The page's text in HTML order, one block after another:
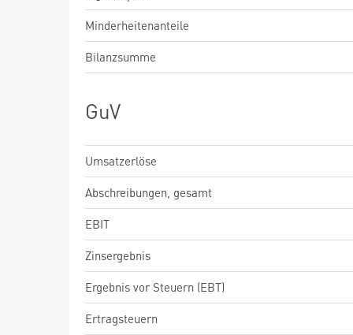
Minderheitenanteile
Bilanzsumme
GuV
Umsatzerlöse
Abschreibungen, gesamt
EBIT
Zinsergebnis
Ergebnis vor Steuern (EBT)
Ertragsteuern